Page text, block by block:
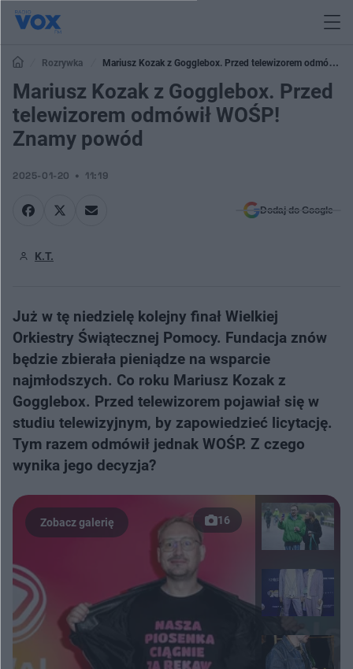
Rozrywka
Mariusz Kozak z Gogglebox. Przed telewizorem odmówił
WOŚP! Znamy powód
Mariusz Kozak z Gogglebox. Przed
telewizorem odmówił WOŚP!
Znamy powód
2025-01-20 11:19
Dodaj do Google
K.T.
Już w tę niedzielę kolejny finał Wielkiej
Orkiestry Świątecznej Pomocy. Fundacja znów
będzie zbierała pieniądze na wsparcie
najmłodszych. Co roku Mariusz Kozak z
Gogglebox. Przed telewizorem pojawiał się w
studiu telewizyjnym, by zapowiedzieć licytację.
Tym razem odmówił jednak WOŚP. Z czego
wynika jego decyzja?
16